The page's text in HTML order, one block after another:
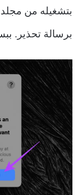
بتشغيله من
برسالة تحذير.